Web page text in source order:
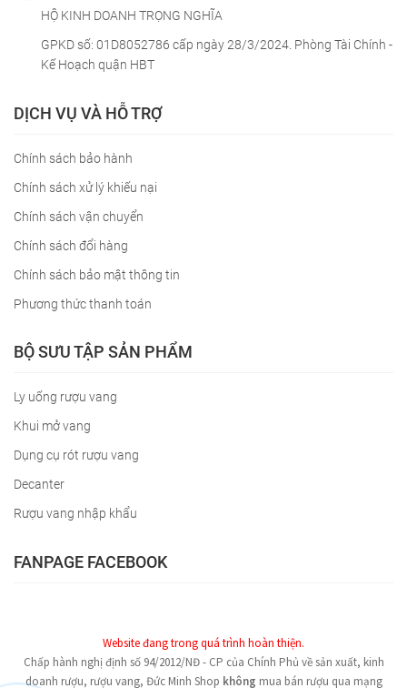
HỘ KINH DOANH TRỌNG NGHĨA
GPKD số: 01D8052786 cấp ngày 28/3/2024. Phòng Tài Chính -
Kế Hoạch quận HBT
DỊCH VỤ VÀ HỖ TRỢ
Chính sách bảo hành
Chính sách xử lý khiếu nại
Chính sách vận chuyển
Chính sách đổi hàng
Chính sách bảo mật thông tin
Phương thức thanh toán
BỘ SƯU TẬP SẢN PHẨM
Ly uống rượu vang
Khui mở vang
Dụng cụ rót rượu vang
Decanter
Rượu vang nhập khẩu
FANPAGE FACEBOOK
Website đang trong quá trình hoàn thiện.
Chấp hành nghị định số 94/2012/NĐ - CP của Chính Phủ về sản xuất, kinh
doanh rượu, rượu vang, Đức Minh Shop không mua bán rượu qua mạng